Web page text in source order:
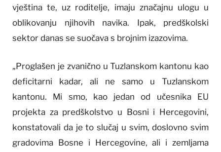
vještina te, uz roditelje, imaju značajnu ulogu u
oblikovanju njihovih navika. Ipak, predškolski
sektor danas se suočava s brojnim izazovima.
„Proglašen je zvanično u Tuzlanskom kantonu kao
deficitarni kadar, ali ne samo u Tuzlanskom
kantonu. Mi smo, kao jedan od učesnika EU
projekta za predškolstvo u Bosni i Hercegovini,
konstatovali da je to slučaj u svim, doslovno svim
gradovima Bosne i Hercegovine, ali i zemljama